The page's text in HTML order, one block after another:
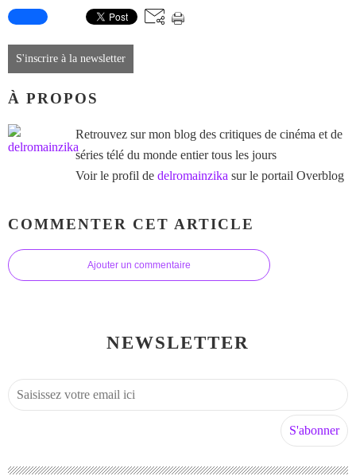
S'inscrire à la newsletter
À PROPOS
Retrouvez sur mon blog des critiques de cinéma et de
séries télé du monde entier tous les jours
Voir le profil de delromainzika sur le portail Overblog
COMMENTER CET ARTICLE
Ajouter un commentaire
NEWSLETTER